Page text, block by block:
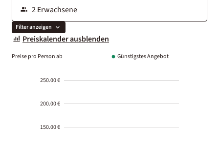
Filter anzeigen
Preiskalender ausblenden
Preise pro Person ab Günstigstes Angebot
250.00 €
200.00 €
150.00 €